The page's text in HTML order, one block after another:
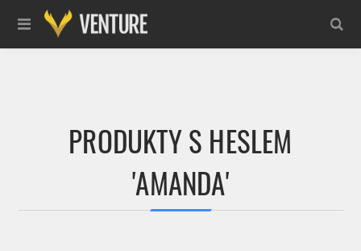
PRODUKTY S HESLEM
'AMANDA'